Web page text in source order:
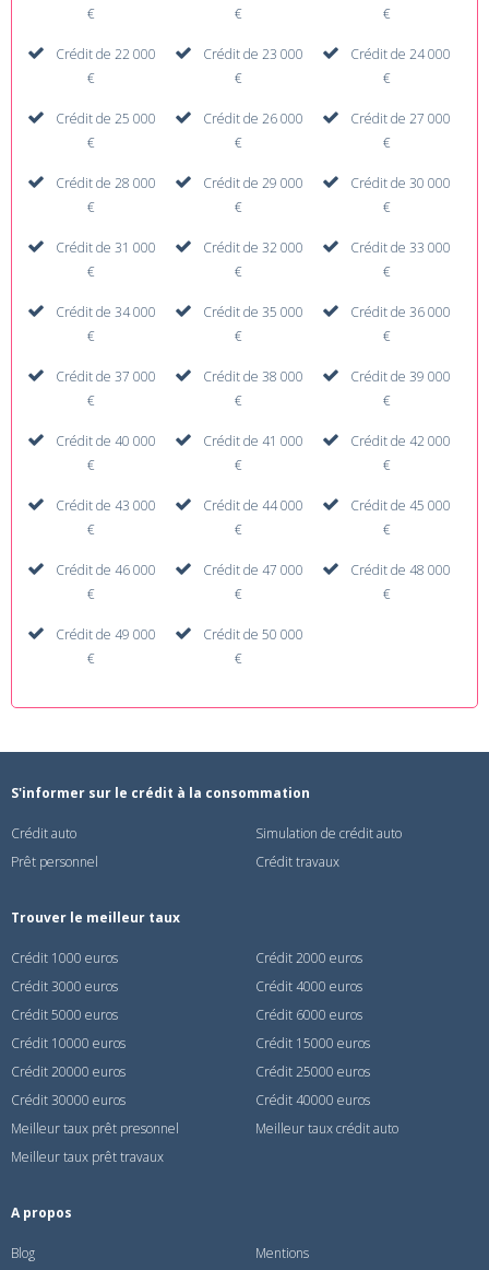
€
€
€
Crédit de 22 000
€
Crédit de 23 000
€
Crédit de 24 000
€
Crédit de 25 000
€
Crédit de 26 000
€
Crédit de 27 000
€
Crédit de 28 000
€
Crédit de 29 000
€
Crédit de 30 000
€
Crédit de 31 000
€
Crédit de 32 000
€
Crédit de 33 000
€
Crédit de 34 000
€
Crédit de 35 000
€
Crédit de 36 000
€
Crédit de 37 000
€
Crédit de 38 000
€
Crédit de 39 000
€
Crédit de 40 000
€
Crédit de 41 000
€
Crédit de 42 000
€
Crédit de 43 000
€
Crédit de 44 000
€
Crédit de 45 000
€
Crédit de 46 000
€
Crédit de 47 000
€
Crédit de 48 000
€
Crédit de 49 000
€
Crédit de 50 000
€
S'informer sur le crédit à la consommation
Crédit auto
Simulation de crédit auto
Prêt personnel
Crédit travaux
Trouver le meilleur taux
Crédit 1000 euros
Crédit 2000 euros
Crédit 3000 euros
Crédit 4000 euros
Crédit 5000 euros
Crédit 6000 euros
Crédit 10000 euros
Crédit 15000 euros
Crédit 20000 euros
Crédit 25000 euros
Crédit 30000 euros
Crédit 40000 euros
Meilleur taux prêt presonnel
Meilleur taux crédit auto
Meilleur taux prêt travaux
A propos
Blog Mentions